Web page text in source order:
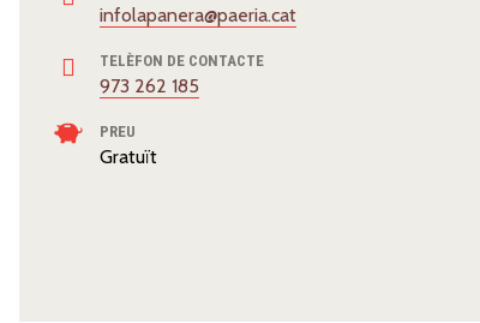
infolapanera@paeria.cat
TELÈFON DE CONTACTE
973 262 185
PREU
Gratuït